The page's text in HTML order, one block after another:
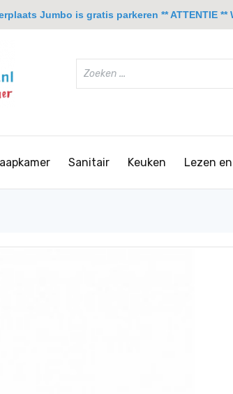
Sanitair Keuken Lezen
Jumbo is gratis parkeren ** ATTENTIE **